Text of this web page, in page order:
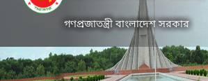
গণপ্রজাতন্ত্রী বাংলাদেশ সরকার